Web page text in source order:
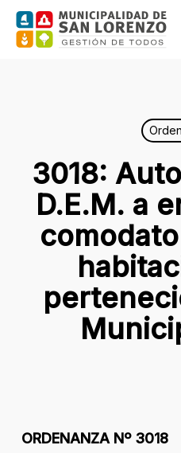
Skip
3018:
D.E.M. a
ORDENANZA Nº 3018